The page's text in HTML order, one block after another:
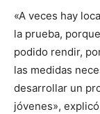
«A veces hay
la prueba,
podido rendir,
las medidas
desarrollar un
jóvenes»,